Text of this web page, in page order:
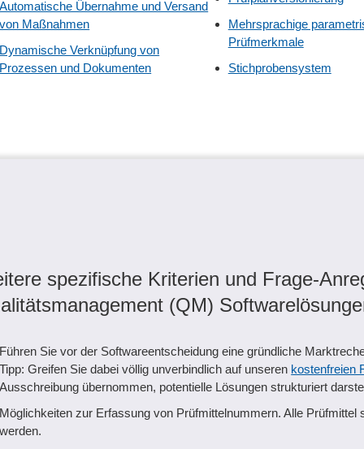
Automatische Übernahme und Versand
von Maßnahmen
Dynamische Verknüpfung von
Prozessen und Dokumenten
Mehrsprachige
Prüfmerkmale
Stichprobensystem
spezifische Kriterien und Frage-
(QM)
Führen Sie vor der Softwareentscheidung eine gründliche
Tipp: Greifen Sie dabei völlig unverbindlich auf unseren kostenfreien
Ausschreibung übernommen, potentielle Lösungen strukturiert
Möglichkeiten zur Erfassung von Prüfmittelnummern. Alle
werden.